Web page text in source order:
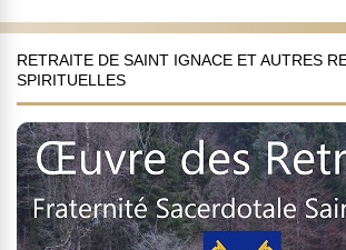
RETRAITE DE SAINT IGNACE ET AUTRES
SPIRITUELLES